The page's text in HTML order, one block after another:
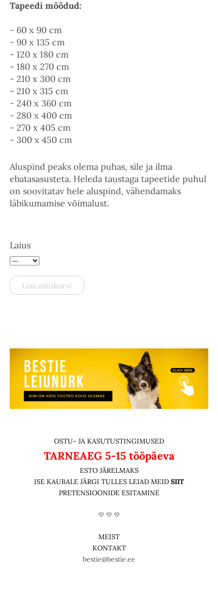
Tapeedi mõõdud:
- 60 x 90 cm
- 90 x 135 cm
- 120 x 180 cm
- 180 x 270 cm
- 210 x 300 cm
- 210 x 315 cm
- 240 x 360 cm
- 280 x 400 cm
- 270 x 405 cm
- 300 x 450 cm
Aluspind peaks olema puhas, sile ja ilma
ebatasasusteta. Heleda taustaga tapeetide puhul
on soovitatav hele aluspind, vähendamaks
läbikumamise võimalust.
Laius
Lisa ostukorvi
OSTU- JA KASUTUSTINGIMUSED
TARNEAEG 5-15 tööpäeva
ESTO JÄRELMAKS
ISE KAUBALE JÄRGI TULLES LEIAD MEID SIIT
PRETENSIOONIDE ESITAMINE
💛 💛 💛
MEIST
KONTAKT
bestie@bestie.ee